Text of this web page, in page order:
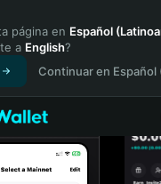
página en Español
a English?
Continuar en Español